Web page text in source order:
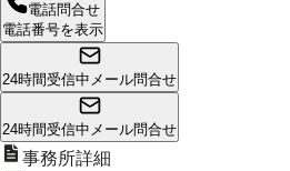
電話問合せ
電話番号を表示
24時間受信中 メール問合せ
24時間受信中 メール問合せ
事務所詳細